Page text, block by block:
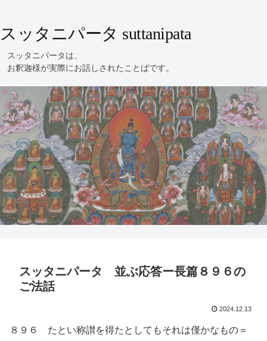
スッタニパータ suttanipata
スッタニパータ 並ぶ応答ー長篇８９６の
ご法話
2024.12.13
８９６ たとい称讃を得たとしてもそれは僅かなもの＝